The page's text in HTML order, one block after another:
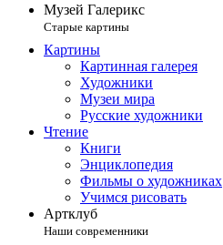
Музей Галерикс
Старые картины
Картины
Картинная галерея
Художники
Музеи мира
Русские художники
Чтение
Книги
Энциклопедия
Фильмы о художниках
Учимся рисовать
Артклуб
Наши современники